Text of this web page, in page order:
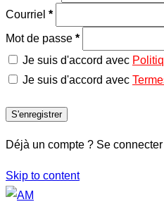
Courriel *
Mot de passe *
Je suis d'accord avec
Je suis d'accord avec
S'enregistrer
Déjà un compte ? Se connecter
Skip to content